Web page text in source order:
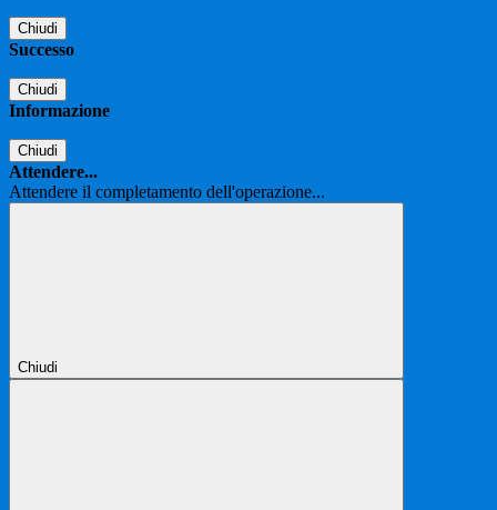
Chiudi
Successo
Chiudi
Informazione
Chiudi
Attendere...
Attendere il completamento dell'operazione...
Chiudi